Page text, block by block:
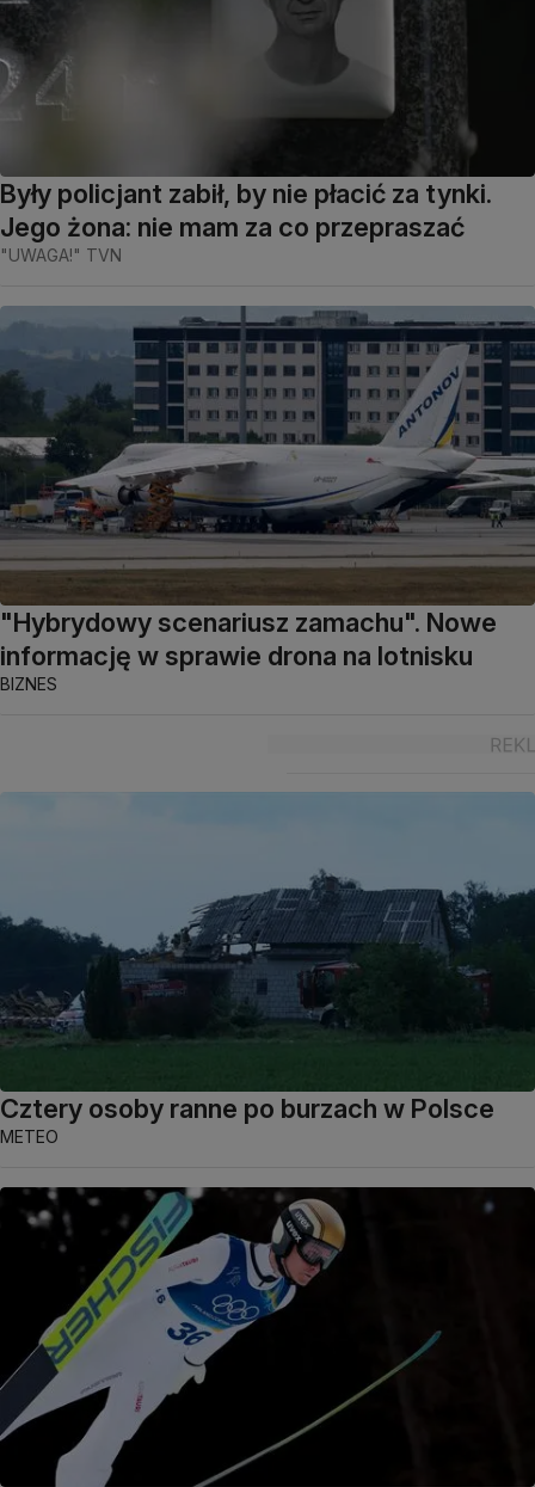
Były policjant zabił, by nie płacić za tynki.
Jego żona: nie mam za co przepraszać
"UWAGA!" TVN
"Hybrydowy scenariusz zamachu". Nowe
informację w sprawie drona na lotnisku
BIZNES
Cztery osoby ranne po burzach w Polsce
METEO